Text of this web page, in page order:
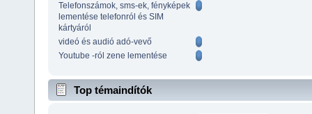
Telefonszámok, sms-ek, fényképek
lementése telefonról és SIM
kártyáról
videó és audió adó-vevő
Youtube -ról zene lementése
Top témaindítók